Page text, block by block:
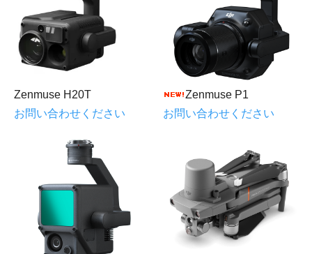
Zenmuse H20T
お問い合わせください
Zenmuse P1
お問い合わせください